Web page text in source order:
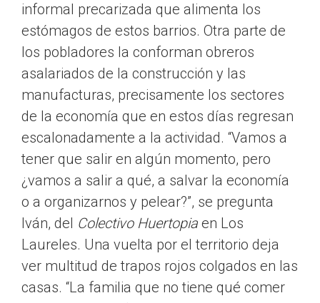
informal precarizada que alimenta los
estómagos de estos barrios. Otra parte de
los pobladores la conforman obreros
asalariados de la construcción y las
manufacturas, precisamente los sectores
de la economía que en estos días regresan
escalonadamente a la actividad. “Vamos a
tener que salir en algún momento, pero
¿vamos a salir a qué, a salvar la economía
o a organizarnos y pelear?”, se pregunta
Iván, del Colectivo Huertopia en Los
Laureles. Una vuelta por el territorio deja
ver multitud de trapos rojos colgados en las
casas. “La familia que no tiene qué comer